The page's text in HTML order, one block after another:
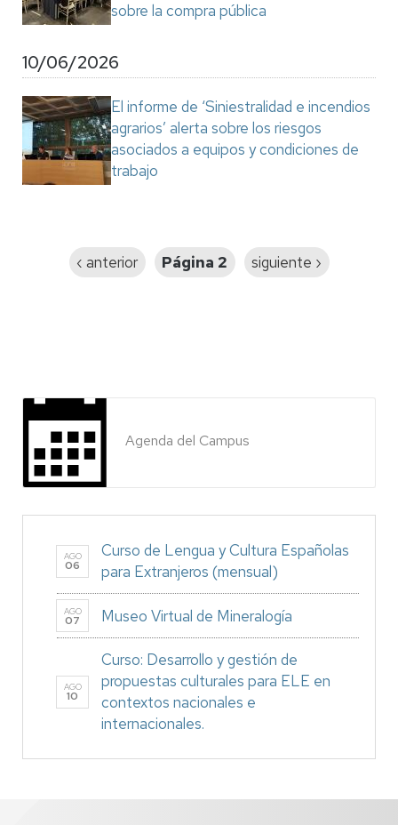
sobre la compra pública
10/06/2026
El informe de ‘Siniestralidad e incendios
agrarios’ alerta sobre los riesgos
asociados a equipos y condiciones de
trabajo
Página
‹ anterior Página 2
Siguiente
siguiente ›
Agenda del Campus
AGO
06
Curso de Lengua y Cultura Españolas
para Extranjeros (mensual)
AGO
07 Museo Virtual de Mineralogía
AGO
10
Curso: Desarrollo y gestión de
propuestas culturales para ELE en
contextos nacionales e
internacionales.